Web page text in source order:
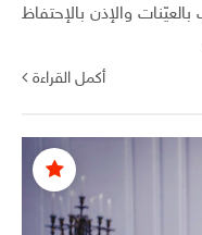
والإذن بالإحتفاظ
أكمل القراءة